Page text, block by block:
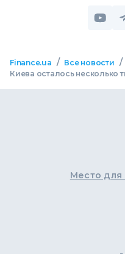
Finance.ua / Все новости /
Киева осталось несколько
Место